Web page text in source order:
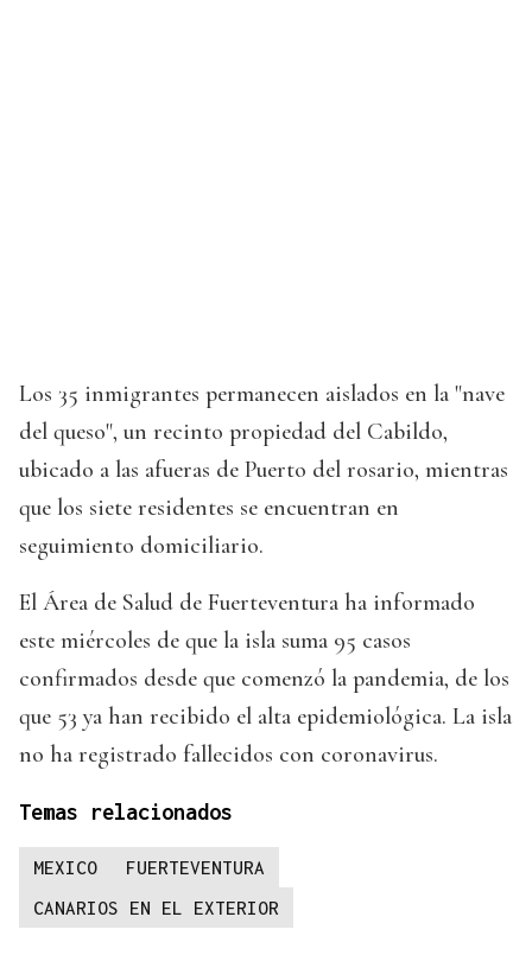
Los 35 inmigrantes permanecen aislados en la "nave
del queso", un recinto propiedad del Cabildo,
ubicado a las afueras de Puerto del rosario, mientras
que los siete residentes se encuentran en
seguimiento domiciliario.
El Área de Salud de Fuerteventura ha informado
este miércoles de que la isla suma 95 casos
confirmados desde que comenzó la pandemia, de los
que 53 ya han recibido el alta epidemiológica. La isla
no ha registrado fallecidos con coronavirus.
Temas relacionados
MEXICO
FUERTEVENTURA
CANARIOS EN EL EXTERIOR